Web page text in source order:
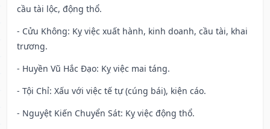
cầu tài lộc, động thổ.
- Cửu Không: Kỵ việc xuất hành, kinh doanh, cầu tài, khai
trương.
- Huyền Vũ Hắc Đạo: Kỵ việc mai táng.
- Tội Chỉ: Xấu với việc tế tự (cúng bái), kiện cáo.
- Nguyệt Kiến Chuyển Sát: Kỵ việc động thổ.